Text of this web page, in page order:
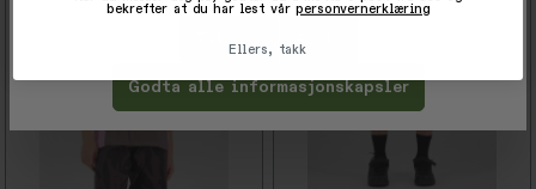
Godta alle informasjonskapsler
bekrefter at du har lest vårpersonvernerklæring
Ellers, takk